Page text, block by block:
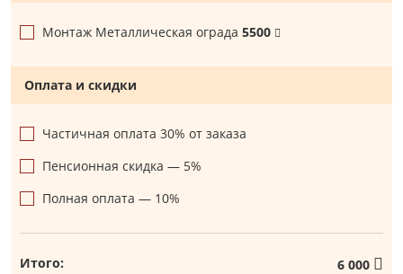
Монтаж Металлическая ограда 5500
Оплата и скидки
Частичная оплата 30% от заказа
Пенсионная скидка — 5%
Полная оплата — 10%
Итого: 6 000